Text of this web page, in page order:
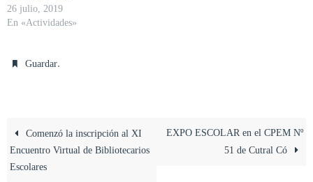
26 julio, 2019
En «Actividades»
Guardar.
Comenzó la inscripción al XI
Encuentro Virtual de Bibliotecarios
Escolares
EXPO ESCOLAR en el CPEM Nº
51 de Cutral Có